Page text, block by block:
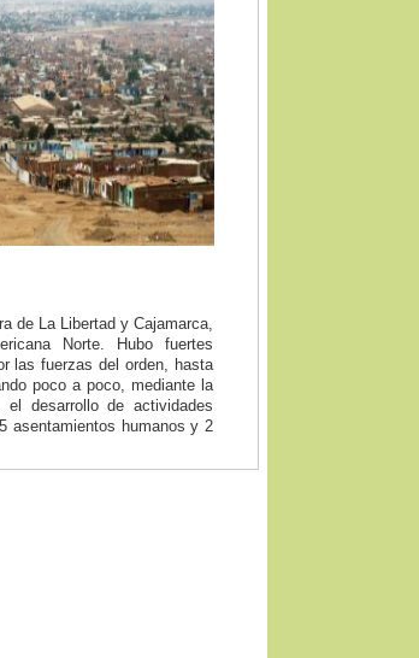
de La Libertad y Cajamarca,
Norte. Hubo fuertes
las fuerzas del orden, hasta
poco a poco, mediante la
desarrollo de actividades
asentamientos humanos y 2